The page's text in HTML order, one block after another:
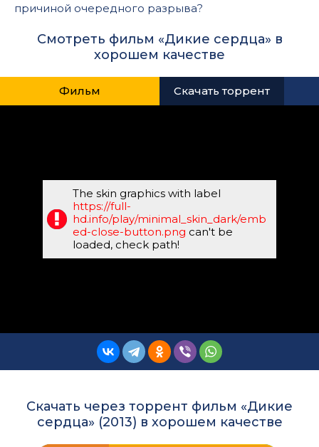
причиной очередного разрыва?
Смотреть фильм «Дикие сердца» в
хорошем качестве
Фильм Скачать торрент
The skin graphics with label
https://full-
hd.info/play/minimal_skin_dark/emb
ed-close-button.png can't be
loaded, check path!
Скачать через торрент фильм «Дикие
сердца» (2013) в хорошем качестве